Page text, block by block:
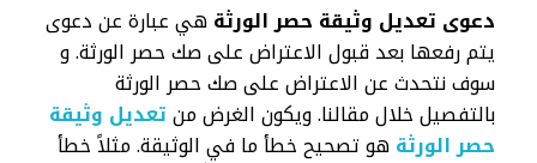
دعوى تعديل وثيقة حصر الورثةهي عبارة عن دعوى
يتم رفعها بعد قبول الاعتراض على صك حصر الورثة. و
سوف نتحدث عن الاعتراض على صك حصر الورثة
بالتفصيل خلال مقالنا. ويكون الغرض منتعديل وثيقة
حصر الورثةهو تصحيح خطأ ما في الوثيقة. مثلاً خطأ